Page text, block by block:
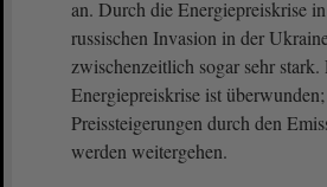
an. Durch die Energiepreiskrise
russischen Invasion in der
zwischenzeitlich sogar sehr stark.
Energiepreiskrise ist
Preissteigerungen durch den
werden weitergehen.